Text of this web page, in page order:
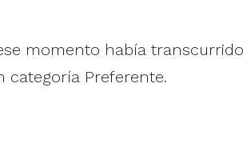
momento había
categoría Preferente.